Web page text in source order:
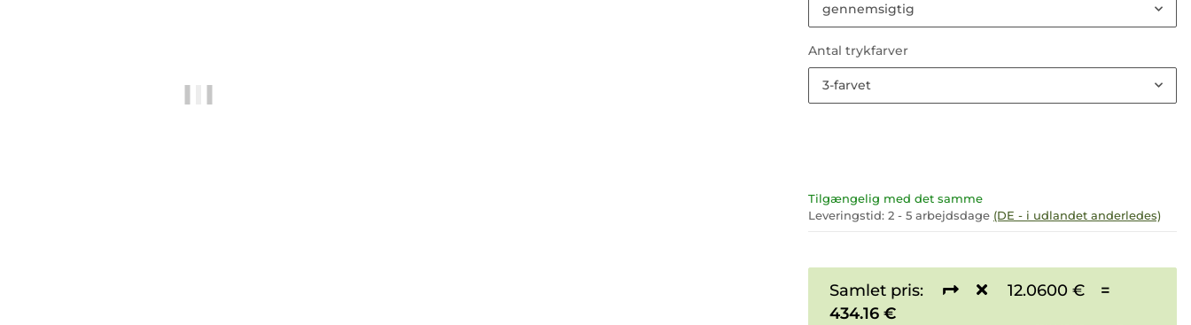
Tilgængelig med det samme
Leveringstid: 2 - 5 arbejdsdage (DE - i udlandet anderledes)
gennemsigtig
Antal trykfarver
3-farvet
Samlet pris: 12.0600 €
=
434.16 €